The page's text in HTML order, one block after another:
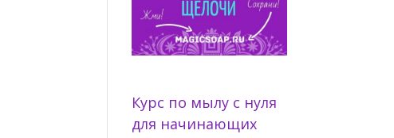
Курс по мылу с нуля
для начинающих